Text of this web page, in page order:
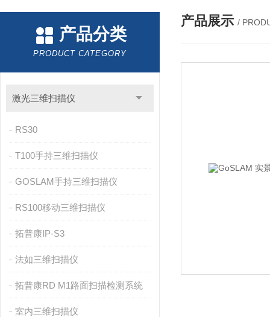
产品分类
PRODUCT CATEGORY
激光三维扫描仪
RS30
T100手持三维扫描仪
GOSLAM手持三维扫描仪
RS100移动三维扫描仪
拓普康IP-S3
法如三维扫描仪
拓普康RD M1路面扫描检测系统
室内三维扫描仪
产品展示 /